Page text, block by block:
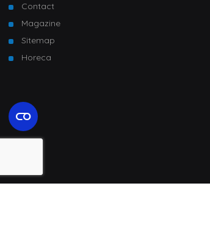
Contact
Magazine
Sitemap
Horeca